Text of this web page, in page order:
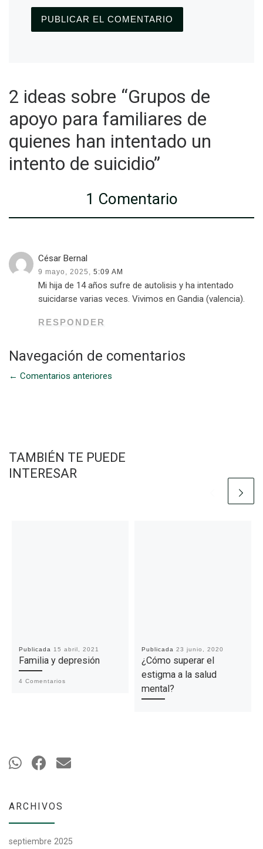
2 ideas sobre “Grupos de
apoyo para familiares de
quienes han intentado un
intento de suicidio”
1 Comentario
César Bernal
9 mayo, 2025, 5:09 AM
Mi hija de 14 años sufre de autolisis y ha intentado
suicidarse varias veces. Vivimos en Gandia (valencia).
RESPONDER
Navegación de comentarios
← Comentarios anteriores
TAMBIÉN TE PUEDE
INTERESAR
Publicada 15 abril, 2021
Familia y depresión
4 Comentarios
Publicada 23 junio, 2020
¿Cómo superar el
estigma a la salud
mental?
ARCHIVOS
septiembre 2025